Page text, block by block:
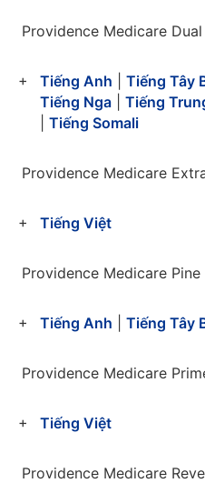
Providence Medicare
Tiếng Anh Tiếng Tây
Tiếng Nga
Tiếng
Tiếng Somali
Providence Medicare
Tiếng Việt
Providence Medicare Pine
Tiếng Anh Tiếng Tây
Providence Medicare
Tiếng Việt
Providence Medicare